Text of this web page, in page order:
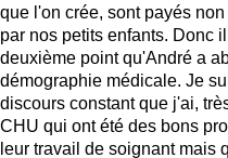
que l'on crée, sont payés
par nos petits enfants. Donc
deuxième point qu'André a
démographie médicale. Je
discours constant que j'ai,
CHU qui ont été des bons
leur travail de soignant mais